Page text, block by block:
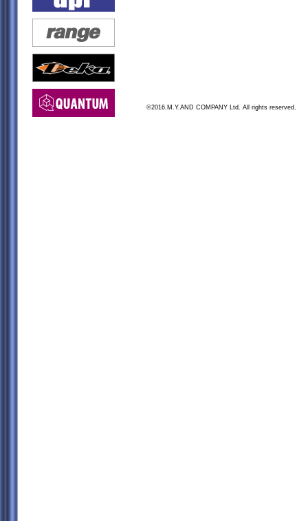
©2016.M.Y.AND COMPANY Ltd. All rights reserved.